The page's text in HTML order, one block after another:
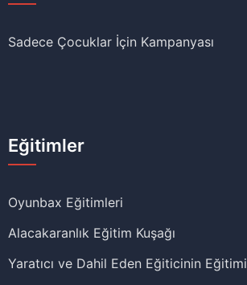
Sadece Çocuklar İçin Kampanyası
Eğitimler
Oyunbax Eğitimleri
Alacakaranlık Eğitim Kuşağı
Yaratıcı ve Dahil Eden Eğiticinin Eğitimi